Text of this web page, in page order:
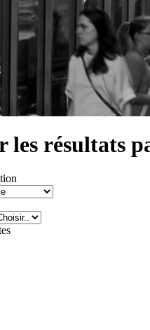
les résultats